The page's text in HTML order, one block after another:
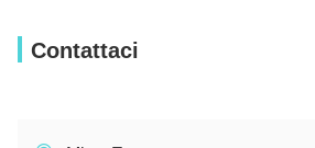
Contattaci